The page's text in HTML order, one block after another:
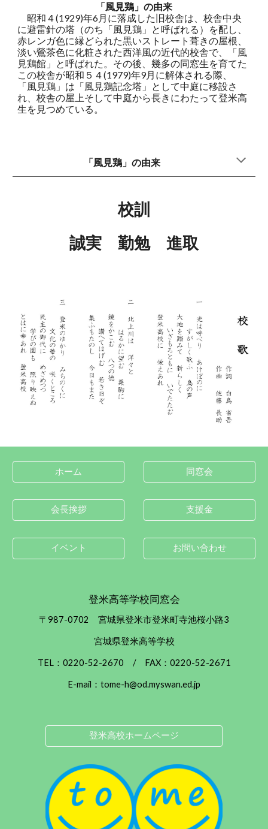
「風見鶏」の由来
昭和４(1929)年6月に落成した旧校舎は、校舎中央
に避雷針の塔（のち「風見鶏」と呼ばれる）を配し、
赤レンガ色に縁どられた黒いストレート葺きの屋根、
淡い鶯茶色に化粧された西洋風の近代的校舎で、「風
見鶏館」と呼ばれた。その後、幾多の同窓生を育てた
この校舎が昭和５４(1979)年9月に解体される際、
「風見鶏」は「風見鶏記念塔」として中庭に移設さ
れ、校舎の屋上そして中庭から長きにわたって登米高
生を見つめている。
「風見鶏」の由来
校訓
誠実 勤勉 進取
ホーム
会長挨拶
イベント
同窓会
支援金
お問い合わせ
登米高等学校同窓会
〒987-0702 宮城県登米市登米町寺池桜小路3
宮城県登米高等学校
TEL：0220-52-2670 / FAX：0220-52-2671
E-mail：tome-h@od.myswan.ed.jp
登米高校ホームページ